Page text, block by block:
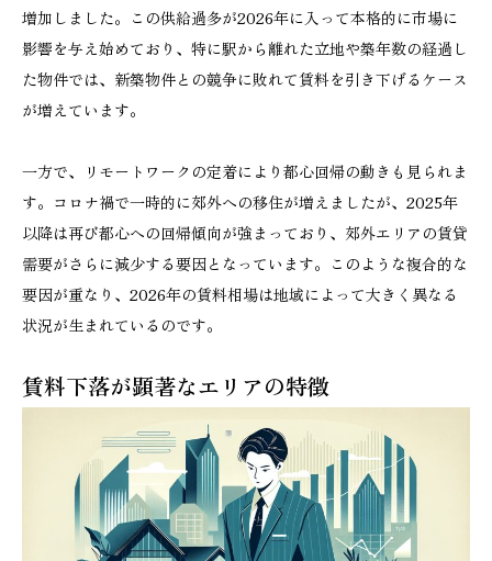
増加しました。この供給過多が2026年に入って本格的に市場に
影響を与え始めており、特に駅から離れた立地や築年数の経過し
た物件では、新築物件との競争に敗れて賃料を引き下げるケース
が増えています。
一方で、リモートワークの定着により都心回帰の動きも見られま
す。コロナ禍で一時的に郊外への移住が増えましたが、2025年
以降は再び都心への回帰傾向が強まっており、郊外エリアの賃貸
需要がさらに減少する要因となっています。このような複合的な
要因が重なり、2026年の賃料相場は地域によって大きく異なる
状況が生まれているのです。
賃料下落が顕著なエリアの特徴